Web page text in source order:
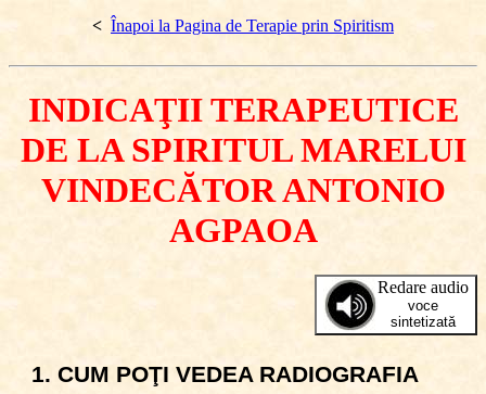
< Înapoi la Pagina de Terapie prin Spiritism
INDICAŢII TERAPEUTICE
DE LA SPIRITUL MARELUI
VINDECĂTOR ANTONIO
AGPAOA
Redare audio
voce
sintetizată
1. CUM POŢI VEDEA RADIOGRAFIA